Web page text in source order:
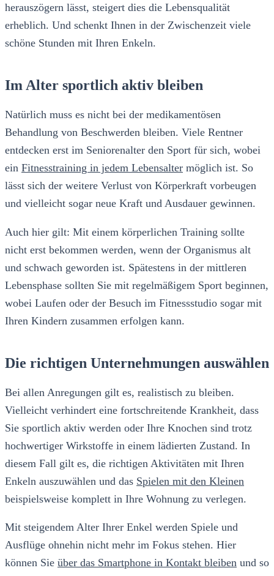
herauszögern lässt, steigert dies die Lebensqualität
erheblich. Und schenkt Ihnen in der Zwischenzeit viele
schöne Stunden mit Ihren Enkeln.
Im Alter sportlich aktiv bleiben
Natürlich muss es nicht bei der medikamentösen
Behandlung von Beschwerden bleiben. Viele Rentner
entdecken erst im Seniorenalter den Sport für sich, wobei
ein Fitnesstraining in jedem Lebensalter möglich ist. So
lässt sich der weitere Verlust von Körperkraft vorbeugen
und vielleicht sogar neue Kraft und Ausdauer gewinnen.
Auch hier gilt: Mit einem körperlichen Training sollte
nicht erst bekommen werden, wenn der Organismus alt
und schwach geworden ist. Spätestens in der mittleren
Lebensphase sollten Sie mit regelmäßigem Sport beginnen,
wobei Laufen oder der Besuch im Fitnessstudio sogar mit
Ihren Kindern zusammen erfolgen kann.
Die richtigen Unternehmungen auswählen
Bei allen Anregungen gilt es, realistisch zu bleiben.
Vielleicht verhindert eine fortschreitende Krankheit, dass
Sie sportlich aktiv werden oder Ihre Knochen sind trotz
hochwertiger Wirkstoffe in einem lädierten Zustand. In
diesem Fall gilt es, die richtigen Aktivitäten mit Ihren
Enkeln auszuwählen und das Spielen mit den Kleinen
beispielsweise komplett in Ihre Wohnung zu verlegen.
Mit steigendem Alter Ihrer Enkel werden Spiele und
Ausflüge ohnehin nicht mehr im Fokus stehen. Hier
können Sie über das Smartphone in Kontakt bleiben und so